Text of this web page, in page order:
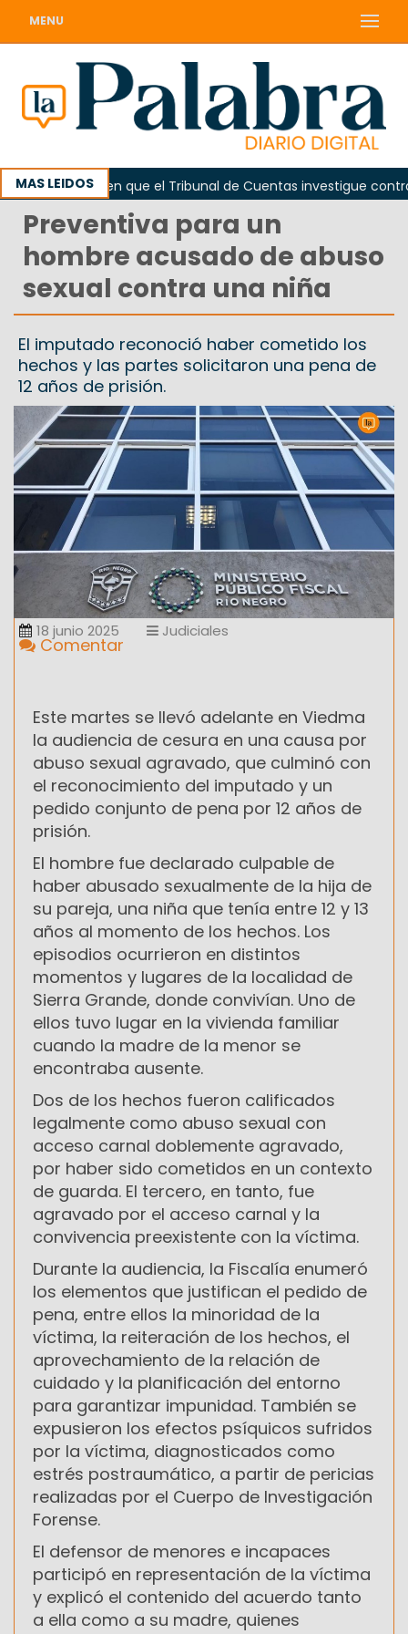
MENU
MAS LEIDOSPiden que el Tribunal de Cuentas investigue
Preventiva para un
hombre acusado de abuso
sexual contra una niña
El imputado reconoció haber cometido los
hechos y las partes solicitaron una pena de
12 años de prisión.
18 junio 2025 Judiciales
Comentar
Este martes se llevó adelante en Viedma
la audiencia de cesura en una causa por
abuso sexual agravado, que culminó con
el reconocimiento del imputado y un
pedido conjunto de pena por 12 años de
prisión.
El hombre fue declarado culpable de
haber abusado sexualmente de la hija de
su pareja, una niña que tenía entre 12 y 13
años al momento de los hechos. Los
episodios ocurrieron en distintos
momentos y lugares de la localidad de
Sierra Grande, donde convivían. Uno de
ellos tuvo lugar en la vivienda familiar
cuando la madre de la menor se
encontraba ausente.
Dos de los hechos fueron calificados
legalmente como abuso sexual con
acceso carnal doblemente agravado,
por haber sido cometidos en un contexto
de guarda. El tercero, en tanto, fue
agravado por el acceso carnal y la
convivencia preexistente con la víctima.
Durante la audiencia, la Fiscalía enumeró
los elementos que justifican el pedido de
pena, entre ellos la minoridad de la
víctima, la reiteración de los hechos, el
aprovechamiento de la relación de
cuidado y la planificación del entorno
para garantizar impunidad. También se
expusieron los efectos psíquicos sufridos
por la víctima, diagnosticados como
estrés postraumático, a partir de pericias
realizadas por el Cuerpo de Investigación
Forense.
El defensor de menores e incapaces
participó en representación de la víctima
y explicó el contenido del acuerdo tanto
a ella como a su madre, quienes